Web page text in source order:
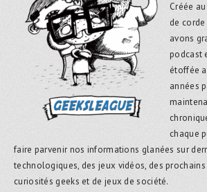
Créée
de
avons
podcast
étoffée
années
chaque
faire parvenir nos informations glanées sur
technologiques, des jeux vidéos, des
curiosités geeks et de jeux de société.